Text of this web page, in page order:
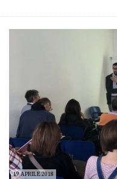
19 APRILE 2018